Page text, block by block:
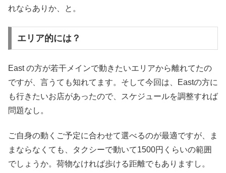
れならありか、と。
エリア的には？
East の方が若干メインで動きたいエリアから離れてたの
ですが、言うても知れてます。そして今回は、Eastの方に
も行きたいお店があったので、スケジュールを調整すれば
問題なし。
ご自身の動くご予定に合わせて選べるのが最適ですが、ま
まならなくても、タクシーで動いて1500円くらいの範囲
でしょうか。荷物なければ歩ける距離でもありますし。